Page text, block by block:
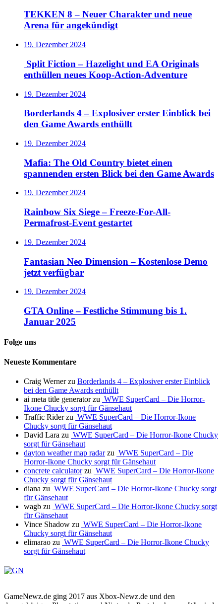
TEKKEN 8 – Neuer Charakter und neue
Arena für angekündigt
19. Dezember 2024
Split Fiction – Hazelight und EA Originals
enthüllen neues Koop-Action-Adventure
19. Dezember 2024
Borderlands 4 – Explosiver erster Einblick bei
den Game Awards enthüllt
19. Dezember 2024
Mafia: The Old Country bietet einen
spannenden ersten Blick bei den Game Awards
19. Dezember 2024
Rainbow Six Siege – Freeze-For-All-
Permafrost-Event gestartet
19. Dezember 2024
Fantasian Neo Dimension – Kostenlose Demo
jetzt verfügbar
19. Dezember 2024
GTA Online – Festliche Stimmung bis 1.
Januar 2025
Folge uns
Neueste Kommentare
Craig Wernerzu Borderlands 4 – Explosiver erster Einblick
bei den Game Awards enthüllt
ai meta title generatorzu WWE SuperCard – Die Horror-
Ikone Chucky sorgt für Gänsehaut
Traffic Riderzu WWE SuperCard – Die Horror-Ikone
Chucky sorgt für Gänsehaut
David Lara zu WWE SuperCard – Die Horror-Ikone Chucky
sorgt für Gänsehaut
dayton weather map radarzu WWE SuperCard – Die
Horror-Ikone Chucky sorgt für Gänsehaut
concrete calculatorzu WWE SuperCard – Die Horror-Ikone
Chucky sorgt für Gänsehaut
diana zu WWE SuperCard – Die Horror-Ikone Chucky sorgt
für Gänsehaut
wagb zu WWE SuperCard – Die Horror-Ikone Chucky sorgt
für Gänsehaut
Vince Shadow zu WWE SuperCard – Die Horror-Ikone
Chucky sorgt für Gänsehaut
elimarao zu WWE SuperCard – Die Horror-Ikone Chucky
sorgt für Gänsehaut
GameNewz.de ging 2017 aus Xbox-Newz.de und den